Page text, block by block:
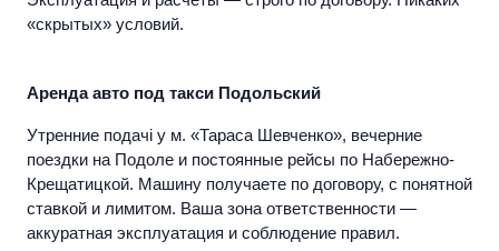
«скрытых» условий.
Аренда авто под такси Подольский
Утренние подачі у м. «Тараса Шевченко», вечерние
поездки на Подоле и постоянные рейсы по Набережно-
Крещатицкой. Машину получаете по договору, с понятной
ставкой и лимитом. Ваша зона ответственности —
аккуратная эксплуатация и соблюдение правил.